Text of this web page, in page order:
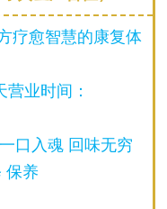
疗愈智慧的康复体
营业时间：
口入魂 回味无穷
保养